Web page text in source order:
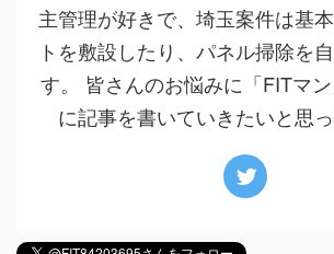
主管理が好きで、埼玉案件は基
トを敷設したり、パネル掃除を
す。 皆さんのお悩みに「FITマ
に記事を書いていきたいと思